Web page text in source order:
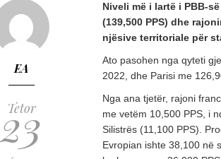
EA
Tetor
23
Niveli më i lartë i PBB-
(139,500 PPS) dhe
njësive territoriale për
Ato pasohen nga qyteti
2022, dhe Parisi me
Nga ana tjetër, rajoni
me vetëm 10,500 PPS, i
Silistrës (11,100 PPS).
Evropian ishte 38,100 në